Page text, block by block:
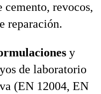
cemento, revocos,
reparación.
y
de laboratorio
(EN 12004, EN